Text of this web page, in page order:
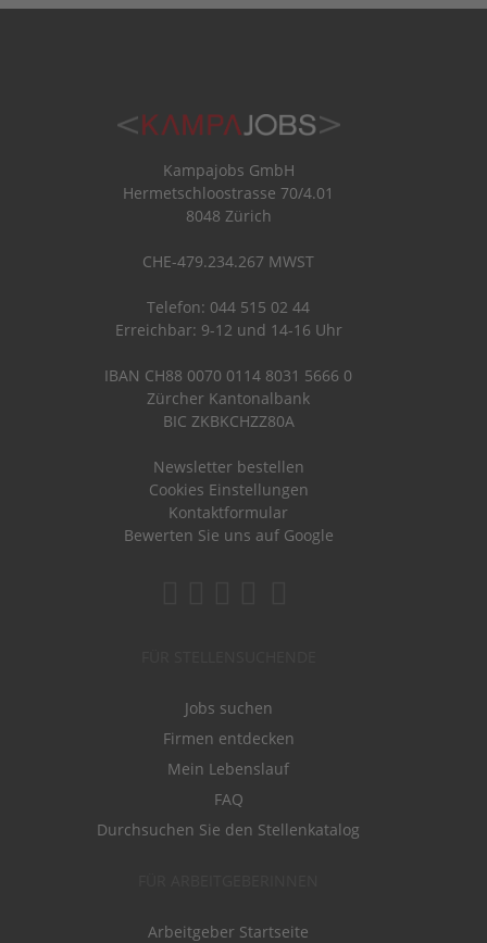
Kampajobs GmbH
Hermetschloostrasse 70/4.01
8048 Zürich
CHE-479.234.267 MWST
Telefon: 044 515 02 44
Erreichbar: 9-12 und 14-16 Uhr
IBAN CH88 0070 0114 8031 5666 0
Zürcher Kantonalbank
BIC ZKBKCHZZ80A
Newsletter bestellen
Cookies Einstellungen
Kontaktformular
Bewerten Sie uns auf Google
Jobs suchen
Firmen entdecken
Mein Lebenslauf
FAQ
Durchsuchen Sie den Stellenkatalog
Arbeitgeber Startseite